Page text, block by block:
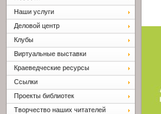
Наши услуги
Деловой центр
Клубы
Виртуальные выставки
Краеведческие ресурсы
Ссылки
Проекты библиотек
Творчество наших читателей